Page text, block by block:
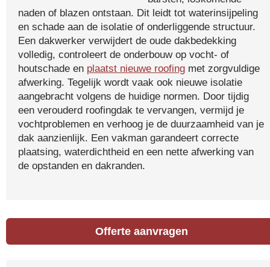
naden of blazen ontstaan. Dit leidt tot waterinsijpeling
en schade aan de isolatie of onderliggende structuur.
Een dakwerker verwijdert de oude dakbedekking
volledig, controleert de onderbouw op vocht- of
houtschade en plaatst nieuwe roofing met zorgvuldige
afwerking. Tegelijk wordt vaak ook nieuwe isolatie
aangebracht volgens de huidige normen. Door tijdig
een verouderd roofingdak te vervangen, vermijd je
vochtproblemen en verhoog je de duurzaamheid van je
dak aanzienlijk. Een vakman garandeert correcte
plaatsing, waterdichtheid en een nette afwerking van
de opstanden en dakranden.
Offerte aanvragen